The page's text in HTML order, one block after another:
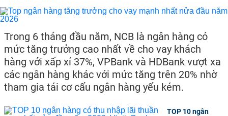
Trong 6 tháng đầu năm, NCB là ngân hàng có
mức tăng trưởng cao nhất về cho vay khách
hàng với xấp xỉ 37%, VPBank và HDBank vượt xa
các ngân hàng khác với mức tăng trên 20% nhờ
tham gia tái cơ cấu ngân hàng yếu kém.
TOP 10 ngân